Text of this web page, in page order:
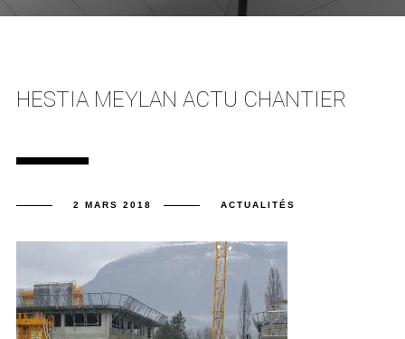
HESTIA MEYLAN ACTU CHANTIER
2 MARS 2018 ACTUALITÉS